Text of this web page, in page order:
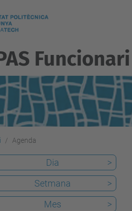
Funcionari
Agenda
Dia
>
Setmana
>
Mes >